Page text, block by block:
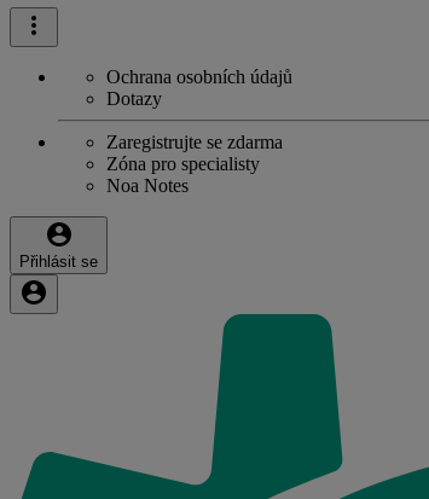
Ochrana osobních údajů
Dotazy
Zaregistrujte se zdarma
Zóna pro specialisty
Noa Notes
Přihlásit se